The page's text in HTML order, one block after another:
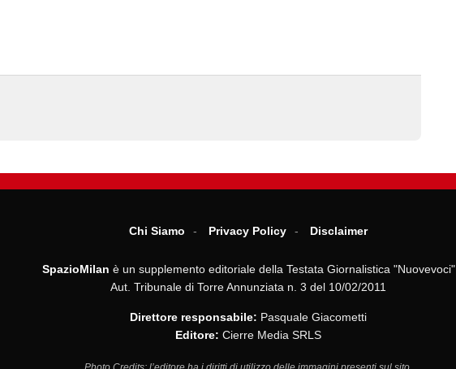
Chi Siamo Privacy Policy Disclaimer
SpazioMilan è un supplemento editoriale della Testata Giornalistica "Nuovevoci"
Aut. Tribunale di Torre Annunziata n. 3 del 10/02/2011
Direttore responsabile: Pasquale Giacometti
Editore: Cierre Media SRLS